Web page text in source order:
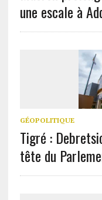
une escale à
GÉOPOLITIQUE
Tigré :
tête du